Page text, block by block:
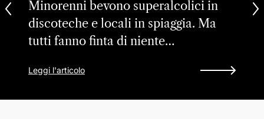
Minorenni bevono superalcolici in
discoteche e locali in spiaggia. Ma
tutti fanno finta di niente…
Leggi l'articolo